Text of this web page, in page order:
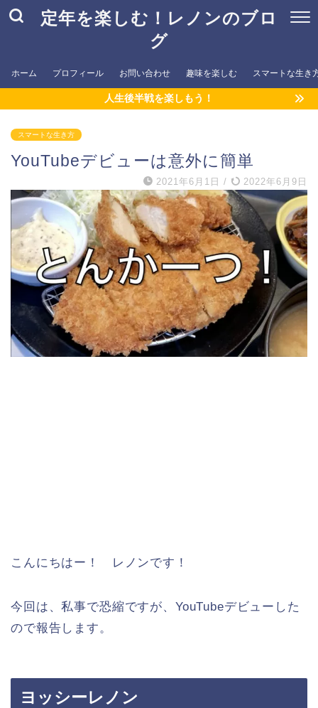
定年を楽しむ！レノンのブロ
グ
ホーム プロフィール お問い合わせ 趣味を楽しむ スマートな生き
人生後半戦を楽しもう！
スマートな生き方
YouTubeデビューは意外に簡単
2021年6月1日 / 2022年6月9日
こんにちはー！ レノンです！
今回は、私事で恐縮ですが、YouTubeデビューした
ので報告します。
ヨッシーレノン